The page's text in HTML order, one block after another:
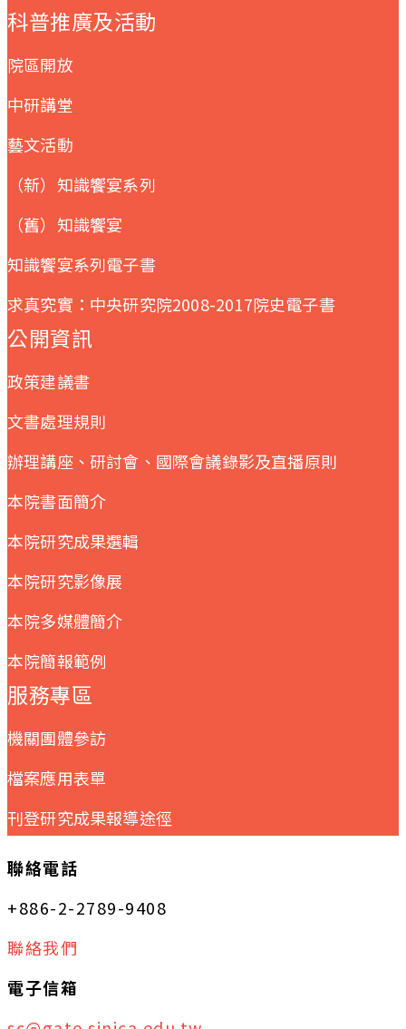
科普推廣及活動
院區開放
中研講堂
藝文活動
（新）知識饗宴系列
（舊）知識饗宴
知識饗宴系列電子書
求真究實：中央研究院2008-2017院史電子書
公開資訊
政策建議書
文書處理規則
辦理講座、研討會、國際會議錄影及直播原則
本院書面簡介
本院研究成果選輯
本院研究影像展
本院多媒體簡介
本院簡報範例
服務專區
機關團體參訪
檔案應用表單
刊登研究成果報導途徑
聯絡電話
+886-2-2789-9408
聯絡我們
電子信箱